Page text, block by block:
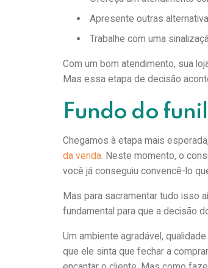
Apresente outras
Trabalhe com uma
Com um bom atendimento, sua
Mas essa etapa de decisão
Fundo do
Chegamos à etapa mais
da venda. Neste momento, o
você já conseguiu convencê-lo
Mas para sacramentar tudo isso
fundamental para que a decisão
Um ambiente agradável,
que ele sinta que fechar a